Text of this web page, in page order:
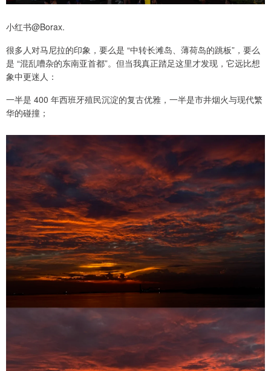
小红书@Borax.
很多人对马尼拉的印象，要么是 “中转长滩岛、薄荷岛的跳板”，要么
是 “混乱嘈杂的东南亚首都”。但当我真正踏足这里才发现，它远比想
象中更迷人：
一半是 400 年西班牙殖民沉淀的复古优雅，一半是市井烟火与现代繁
华的碰撞；